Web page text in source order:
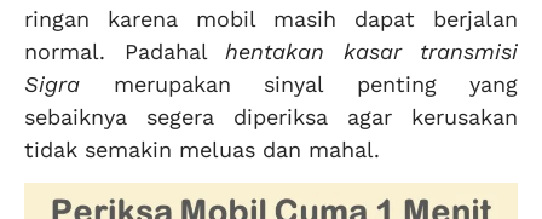
ringan karena mobil masih dapat berjalan
normal. Padahal hentakan kasar transmisi
Sigra merupakan sinyal penting yang
sebaiknya segera diperiksa agar kerusakan
tidak semakin meluas dan mahal.